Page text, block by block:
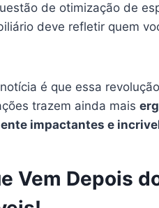
de otimização de
deve refletir quem
é que essa
trazem ainda mais
impactantes e
Vem Depois